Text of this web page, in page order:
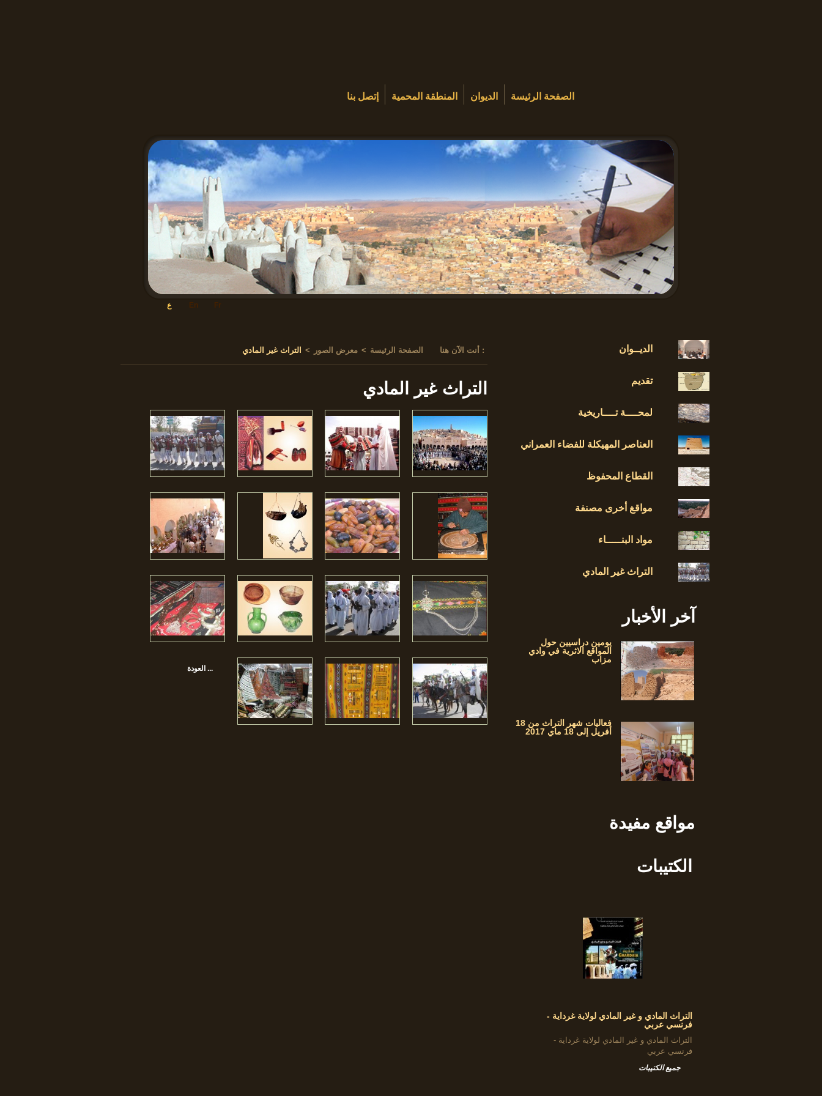
الصفحة الرئيسة الديوان المنطقة المحمية إتصل بنا
Fr
En ع
الديــوان
تقديم
لمحــــة تــــاريخية
العناصر المهيكلة للفضاء العمراني
القطاع المحفوظ
مواقغ أخرى مصنفة
مواد البنـــــاء
التراث غير المادي
آخر الأخبار
يومين دراسيين حول
المواقع الاثرية في وادي
مزاب
فعاليات شهر التراث من 18
أفريل إلى 18 ماي 2017
مواقع مفيدة
الكتيبات
التراث المادي و غير المادي لولاية غرداية -
فرنسي عربي
التراث المادي و غير المادي لولاية غرداية -
فرنسي عربي
جميع الكتيبات
أنت الآن هنا : الصفحة الرئيسة > معرض الصور > التراث غير المادي
التراث غير المادي
العودة ...